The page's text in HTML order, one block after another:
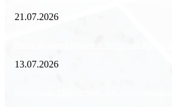
21.07.2026
13.07.2026